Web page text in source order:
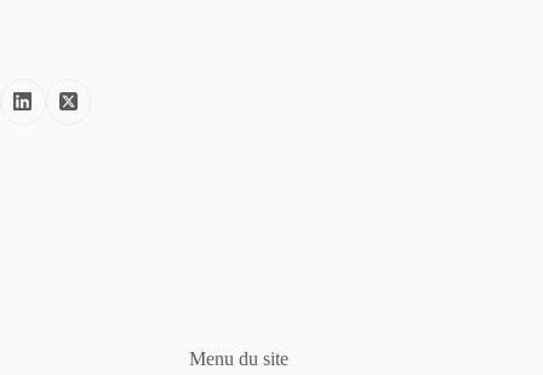
Menu du site